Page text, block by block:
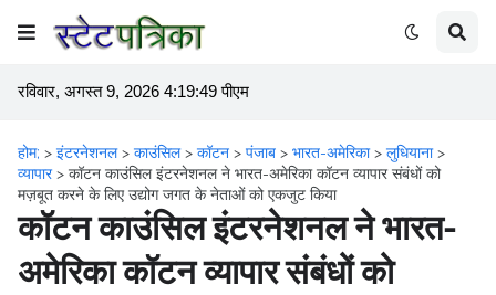
रविवार, अगस्त 9, 2026 4:19:49 पीएम
होम; > इंटरनेशनल> काउंसिल> कॉटन > पंजाब > भारत-अमेरिका> लुधियाना>
व्यापार> कॉटन काउंसिल इंटरनेशनल ने भारत-अमेरिका कॉटन व्यापार संबंधों को
मज़बूत करने के लिए उद्योग जगत के नेताओं को एकजुट किया
कॉटन काउंसिल इंटरनेशनल ने भारत-
अमेरिका कॉटन व्यापार संबंधों को